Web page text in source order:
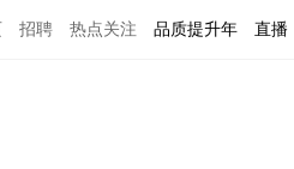
招聘 热点关注 品质提升年 直播